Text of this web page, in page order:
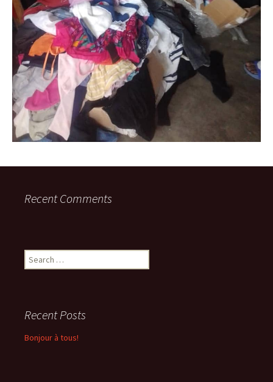
Recent Comments
Search
for:
Recent Posts
Bonjour à tous!